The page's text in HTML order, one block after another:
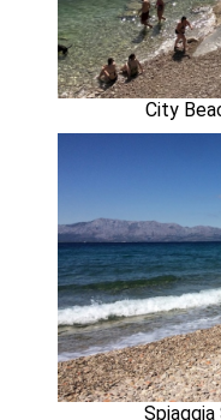
City